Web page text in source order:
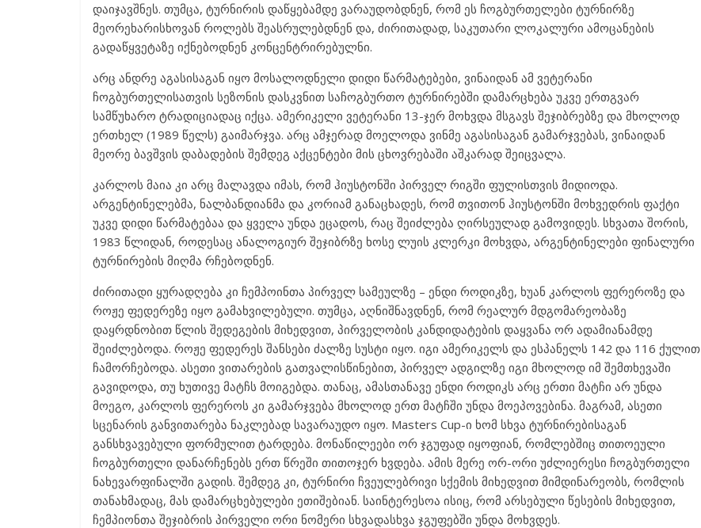
დაიჯავშნეს. თუმცა, ტურნირის დაწყებამდე ვარაუდობდნენ, რომ ეს ჩოგბურთელები ტურნირზე
მეორეხარისხოვან როლებს შეასრულებდნენ და, ძირითადად, საკუთარი ლოკალური ამოცანების
გადაწყვეტაზე იქნებოდნენ კონცენტრირებულნი.
არც ანდრე აგასისაგან იყო მოსალოდნელი დიდი წარმატებები, ვინაიდან ამ ვეტერანი
ჩოგბურთელისათვის სეზონის დასკვნით საჩოგბურთო ტურნირებში დამარცხება უკვე ერთგვარ
სამწუხარო ტრადიციადაც იქცა. ამერიკელი ვეტერანი 13-ჯერ მოხვდა მსგავს შეჯიბრებზე და მხოლოდ
ერთხელ (1989 წელს) გაიმარჯვა. არც ამჯერად მოელოდა ვინმე აგასისაგან გამარჯვებას, ვინაიდან
მეორე ბავშვის დაბადების შემდეგ აქცენტები მის ცხოვრებაში აშკარად შეიცვალა.
კარლოს მაია კი არც მალავდა იმას, რომ ჰიუსტონში პირველ რიგში ფულისთვის მიდიოდა.
არგენტინელებმა, ნალბანდიანმა და კორიამ განაცხადეს, რომ თვითონ ჰიუსტონში მოხვედრის ფაქტი
უკვე დიდი წარმატებაა და ყველა უნდა ეცადოს, რაც შეიძლება ღირსეულად გამოვიდეს. სხვათა შორის,
1983 წლიდან, როდესაც ანალოგიურ შეჯიბრზე ხოსე ლუის კლერკი მოხვდა, არგენტინელები ფინალური
ტურნირების მიღმა რჩებოდნენ.
ძირითადი ყურადღება კი ჩემპოინთა პირველ სამეულზე – ენდი როდიკზე, ხუან კარლოს ფერეროზე და
როჟე ფედერეზე იყო გამახვილებული. თუმცა, აღნიშნავდნენ, რომ რეალურ მდგომარეობაზე
დაყრდნობით წლის შედეგების მიხედვით, პირველობის კანდიდატების დაყვანა ორ ადამიანამდე
შეიძლებოდა. როჟე ფედერეს შანსები ძალზე სუსტი იყო. იგი ამერიკელს და ესპანელს 142 და 116 ქულით
ჩამორჩებოდა. ასეთი ვითარების გათვალისწინებით, პირველ ადგილზე იგი მხოლოდ იმ შემთხევაში
გავიდოდა, თუ ხუთივე მატჩს მოიგებდა. თანაც, ამასთანავე ენდი როდიკს არც ერთი მატჩი არ უნდა
მოეგო, კარლოს ფერეროს კი გამარჯვება მხოლოდ ერთ მატჩში უნდა მოეპოვებინა. მაგრამ, ასეთი
სცენარის განვითარება ნაკლებად სავარაუდო იყო. Masters Cup-ი ხომ სხვა ტურნირებისაგან
განსხვავებული ფორმულით ტარდება. მონაწილეები ორ ჯგუფად იყოფიან, რომლებშიც თითოეული
ჩოგბურთელი დანარჩენებს ერთ წრეში თითოჯერ ხვდება. ამის მერე ორ-ორი უძლიერესი ჩოგბურთელი
ნახევარფინალში გადის. შემდეგ კი, ტურნირი ჩვეულებრივი სქემის მიხედვით მიმდინარეობს, რომლის
თანახმადაც, მას დამარცხებულები ეთიშებიან. საინტერესოა ისიც, რომ არსებული წესების მიხედვით,
ჩემპიონთა შეჯიბრის პირველი ორი ნომერი სხვადასხვა ჯგუფებში უნდა მოხვდეს.